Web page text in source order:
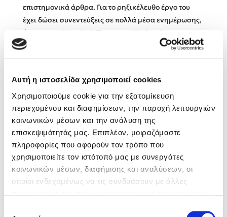
Αυτή η ιστοσελίδα χρησιμοποιεί cookies
Χρησιμοποιούμε cookie για την εξατομίκευση
περιεχομένου και διαφημίσεων, την παροχή λειτουργιών
κοινωνικών μέσων και την ανάλυση της
επισκεψιμότητάς μας. Επιπλέον, μοιραζόμαστε
πληροφορίες που αφορούν τον τρόπο που
χρησιμοποιείτε τον ιστότοπό μας με συνεργάτες
κοινωνικών μέσων, διαφήμισης και αναλύσεων, οι
οποίοι ενδεχομένως να τις συνδυάσουν με άλλες
Κώστας Κρομμύδας
Ιωάννης Γλωσσόπουλος
Ένας γίγαντας στο σχολείο
επιστημονικά άρθρα. Για το ρηξικέλευθο έργο του
έχει δώσει συνεντεύξεις σε πολλά μέσα ενημέρωσης,
όπως στους New York Times, στο National
Geographic, στην Daily Mail, στον Guardian, στο PBS,
στο Discovery Channel και στο History Channel.
Βιβλία του Συγγραφέα